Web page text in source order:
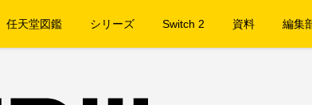
任天堂図鑑 シリーズ Switch 2 資料 編集